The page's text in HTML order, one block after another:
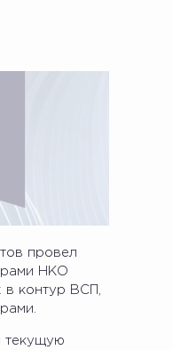
провел
НКО
контур ВСП,
текущую